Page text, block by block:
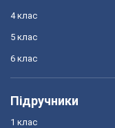
4 клас
5 клас
6 клас
Підручники
1 клас